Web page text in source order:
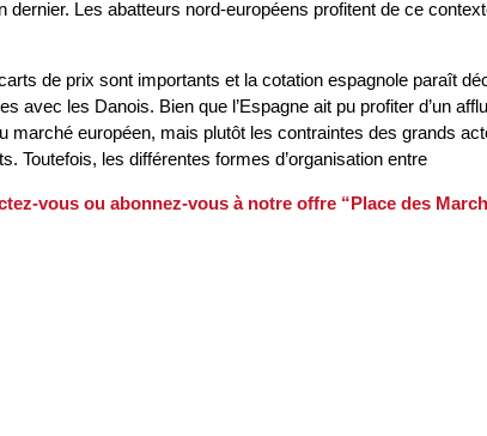
Les abatteurs nord-européens profitent de ce
de prix sont importants et la cotation espagnole paraît
les Danois. Bien que l’Espagne ait pu profiter d’un
européen, mais plutôt les contraintes des grands
Toutefois, les différentes formes d’organisation entre
vous ou abonnez-vous à notre offre “Place des